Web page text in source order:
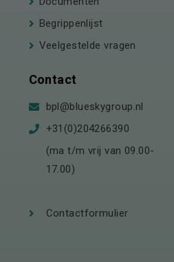
Begrippenlijst
Veelgestelde vragen
Contact
bpl@blueskygroup.nl
+31(0)204266390
(ma t/m vrij van 09.00-
17.00)
Contactformulier